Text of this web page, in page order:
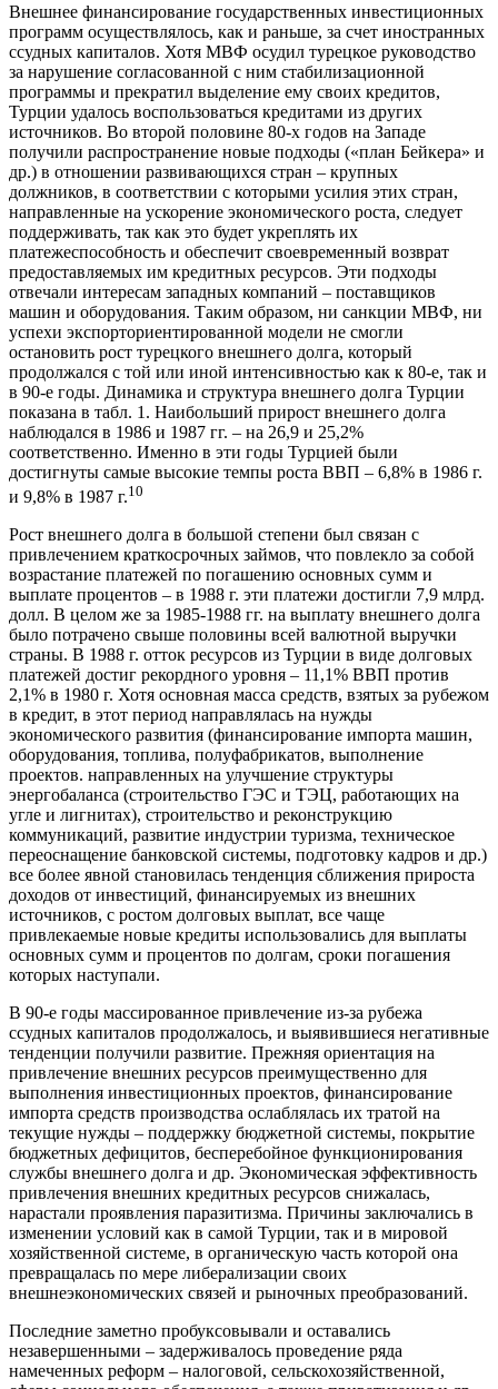
Внешнее финансирование государственных инвестиционных
программ осуществлялось, как и раньше, за счет иностранных
ссудных капиталов. Хотя МВФ осудил турецкое руководство
за нарушение согласованной с ним стабилизационной
программы и прекратил выделение ему своих кредитов,
Турции удалось воспользоваться кредитами из других
источников. Во второй половине 80-х годов на Западе
получили распространение новые подходы («план Бейкера» и
др.) в отношении развивающихся стран – крупных
должников, в соответствии с которыми усилия этих стран,
направленные на ускорение экономического роста, следует
поддерживать, так как это будет укреплять их
платежеспособность и обеспечит своевременный возврат
предоставляемых им кредитных ресурсов. Эти подходы
отвечали интересам западных компаний – поставщиков
машин и оборудования. Таким образом, ни санкции МВФ, ни
успехи экспорториентированной модели не смогли
остановить рост турецкого внешнего долга, который
продолжался с той или иной интенсивностью как к 80-е, так и
в 90-е годы. Динамика и структура внешнего долга Турции
показана в табл. 1. Наибольший прирост внешнего долга
наблюдался в 1986 и 1987 гг. – на 26,9 и 25,2%
соответственно. Именно в эти годы Турцией были
достигнуты самые высокие темпы роста ВВП – 6,8% в 1986 г.
и 9,8% в 1987 г.10
Рост внешнего долга в большой степени был связан с
привлечением краткосрочных займов, что повлекло за собой
возрастание платежей по погашению основных сумм и
выплате процентов – в 1988 г. эти платежи достигли 7,9 млрд.
долл. В целом же за 1985-1988 гг. на выплату внешнего долга
было потрачено свыше половины всей валютной выручки
страны. В 1988 г. отток ресурсов из Турции в виде долговых
платежей достиг рекордного уровня – 11,1% ВВП против
2,1% в 1980 г. Хотя основная масса средств, взятых за рубежом
в кредит, в этот период направлялась на нужды
экономического развития (финансирование импорта машин,
оборудования, топлива, полуфабрикатов, выполнение
проектов. направленных на улучшение структуры
энергобаланса (строительство ГЭС и ТЭЦ, работающих на
угле и лигнитах), строительство и реконструкцию
коммуникаций, развитие индустрии туризма, техническое
переоснащение банковской системы, подготовку кадров и др.)
все более явной становилась тенденция сближения прироста
доходов от инвестиций, финансируемых из внешних
источников, с ростом долговых выплат, все чаще
привлекаемые новые кредиты использовались для выплаты
основных сумм и процентов по долгам, сроки погашения
которых наступали.
В 90-е годы массированное привлечение из-за рубежа
ссудных капиталов продолжалось, и выявившиеся негативные
тенденции получили развитие. Прежняя ориентация на
привлечение внешних ресурсов преимущественно для
выполнения инвестиционных проектов, финансирование
импорта средств производства ослаблялась их тратой на
текущие нужды – поддержку бюджетной системы, покрытие
бюджетных дефицитов, бесперебойное функционирования
службы внешнего долга и др. Экономическая эффективность
привлечения внешних кредитных ресурсов снижалась,
нарастали проявления паразитизма. Причины заключались в
изменении условий как в самой Турции, так и в мировой
хозяйственной системе, в органическую часть которой она
превращалась по мере либерализации своих
внешнеэкономических связей и рыночных преобразований.
Последние заметно пробуксовывали и оставались
незавершенными – задерживалось проведение ряда
намеченных реформ – налоговой, сельскохозяйственной,